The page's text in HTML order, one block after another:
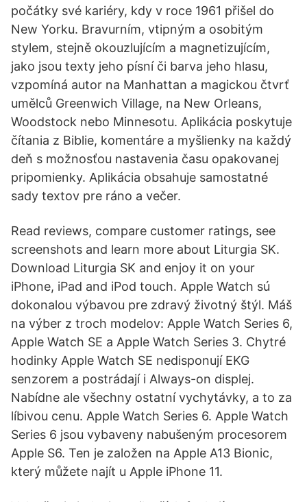
počátky své kariéry, kdy v roce 1961 přišel do
New Yorku. Bravurním, vtipným a osobitým
stylem, stejně okouzlujícím a magnetizujícím,
jako jsou texty jeho písní či barva jeho hlasu,
vzpomíná autor na Manhattan a magickou čtvrť
umělců Greenwich Village, na New Orleans,
Woodstock nebo Minnesotu. ‎Aplikácia poskytuje
čítania z Biblie, komentáre a myšlienky na každý
deň s možnosťou nastavenia času opakovanej
pripomienky. Aplikácia obsahuje samostatné
sady textov pre ráno a večer.
‎Read reviews, compare customer ratings, see
screenshots and learn more about Liturgia SK.
Download Liturgia SK and enjoy it on your
iPhone, iPad and iPod touch. Apple Watch sú
dokonalou výbavou pre zdravý životný štýl. Máš
na výber z troch modelov: Apple Watch Series 6,
Apple Watch SE a Apple Watch Series 3. Chytré
hodinky Apple Watch SE nedisponují EKG
senzorem a postrádají i Always-on displej.
Nabídne ale všechny ostatní vychytávky, a to za
líbivou cenu. Apple Watch Series 6. Apple Watch
Series 6 jsou vybaveny nabušeným procesorem
Apple S6. Ten je založen na Apple A13 Bionic,
který můžete najít u Apple iPhone 11.